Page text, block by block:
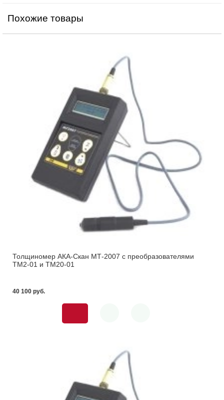
Похожие товары
Толщиномер АКА-Скан МТ-2007 с преобразователями
ТМ2-01 и ТМ20-01
40 100 pуб.